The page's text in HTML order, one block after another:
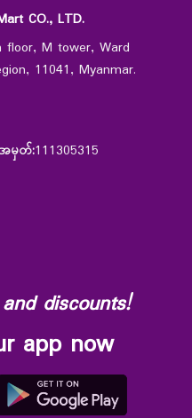
CO., LTD.
floor, M tower, Ward
11041, Myanmar.
မှတ်:111305315
discounts!
app now